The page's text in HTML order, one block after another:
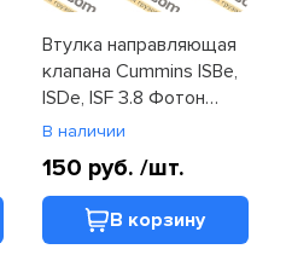
Втулка направляющая
клапана Cummins ISBe,
ISDe, ISF 3.8 Фотон
1051, 1061, 1089, 1129,
В наличии
150 руб./шт.
В корзину